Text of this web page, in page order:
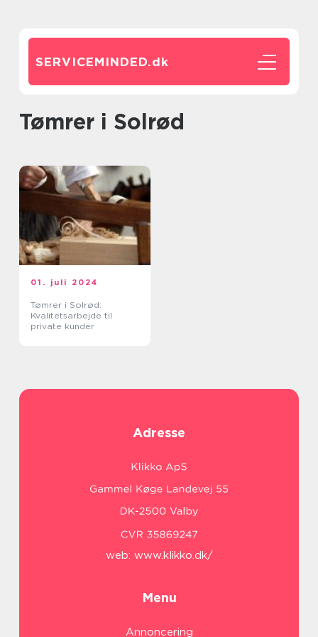
SERVICEMINDED.dk
tømrer i Solrød
01. juli 2024
Tømrer i Solrød:
Kvalitetsarbejde til
private kunder
Adresse
web: www.klikko.dk/
Menu
Annoncering